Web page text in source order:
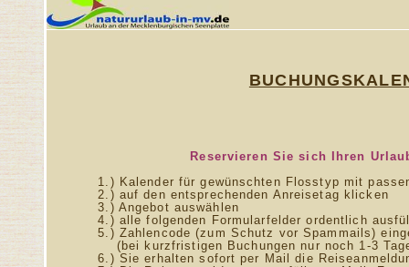
Reservieren Sie sich Ihren
1.) Kalender für gewünschten Flosstyp mit
2.) auf den entsprechenden Anreisetag klicken
3.) Angebot auswählen
4.) alle folgenden Formularfelder ordentlich
5.) Zahlencode (zum Schutz vor Spammails)
(bei kurzfristigen Buchungen nur noch 1-3
6.) Sie erhalten sofort per Mail die